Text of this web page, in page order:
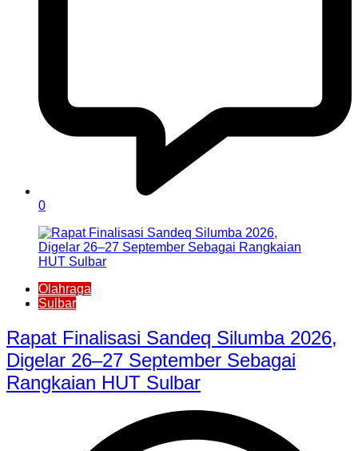
0
Olahraga
Sulbar
Rapat Finalisasi Sandeq Silumba 2026,
Digelar 26–27 September Sebagai
Rangkaian HUT Sulbar